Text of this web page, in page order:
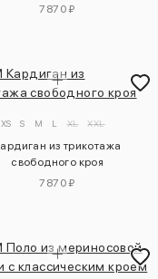
7870 ₽
XS S M L XL XXL
из трикотажа
свободного кроя
7870 ₽